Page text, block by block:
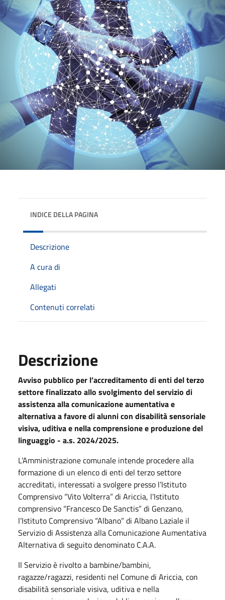
INDICE DELLA PAGINA
Descrizione
A cura di
Allegati
Contenuti correlati
Descrizione
Avviso pubblico per l’accreditamento di enti del terzo
settore finalizzato allo svolgimento del servizio di
assistenza alla comunicazione aumentativa e
alternativa a favore di alunni con disabilità sensoriale
visiva, uditiva e nella comprensione e produzione del
linguaggio - a.s. 2024/2025.
L’Amministrazione comunale intende procedere alla
formazione di un elenco di enti del terzo settore
accreditati, interessati a svolgere presso l’Istituto
Comprensivo “Vito Volterra” di Ariccia, l’Istituto
comprensivo “Francesco De Sanctis” di Genzano,
l’Istituto Comprensivo “Albano” di Albano Laziale il
Servizio di Assistenza alla Comunicazione Aumentativa
Alternativa di seguito denominato C.A.A.
Il Servizio è rivolto a bambine/bambini,
ragazze/ragazzi, residenti nel Comune di Ariccia, con
disabilità sensoriale visiva, uditiva e nella